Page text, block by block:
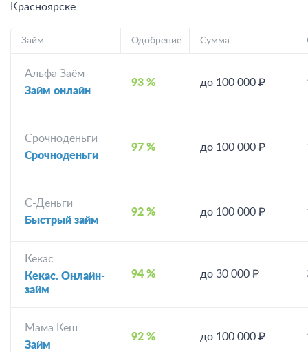
Красноярске
Займ Одобрение Сумма
Альфа Заём
Займ онлайн
93 % до 100 000 ₽
Срочноденьги
Срочноденьги
97 % до 100 000 ₽
С-Деньги
Быстрый займ
92 % до 100 000 ₽
Кекас
Кекас. Онлайн-
займ
94 % до 30 000 ₽
Мама Кеш
Займ
92 % до 100 000 ₽